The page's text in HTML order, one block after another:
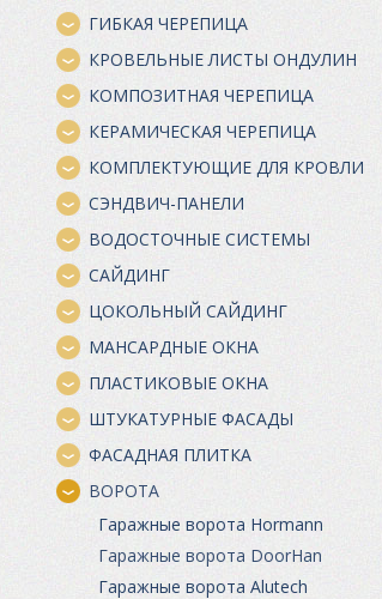
ГИБКАЯ ЧЕРЕПИЦА
КРОВЕЛЬНЫЕ ЛИСТЫ ОНДУЛИН
КОМПОЗИТНАЯ ЧЕРЕПИЦА
КЕРАМИЧЕСКАЯ ЧЕРЕПИЦА
КОМПЛЕКТУЮЩИЕ ДЛЯ КРОВЛИ
СЭНДВИЧ-ПАНЕЛИ
ВОДОСТОЧНЫЕ СИСТЕМЫ
САЙДИНГ
ЦОКОЛЬНЫЙ САЙДИНГ
МАНСАРДНЫЕ ОКНА
ПЛАСТИКОВЫЕ ОКНА
ШТУКАТУРНЫЕ ФАСАДЫ
ФАСАДНАЯ ПЛИТКА
ВОРОТА
Гаражные ворота Hormann
Гаражные ворота DoorHan
Гаражные ворота Alutech